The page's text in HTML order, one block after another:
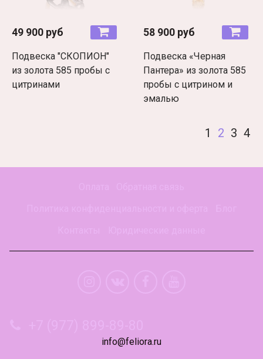
49 900 руб
Подвеска "СКОПИОН"
из золота 585 пробы с
цитринами
58 900 руб
Подвеска «Черная
Пантера» из золота 585
пробы с цитрином и
эмалью
1 2 3 4
info@feliora.ru